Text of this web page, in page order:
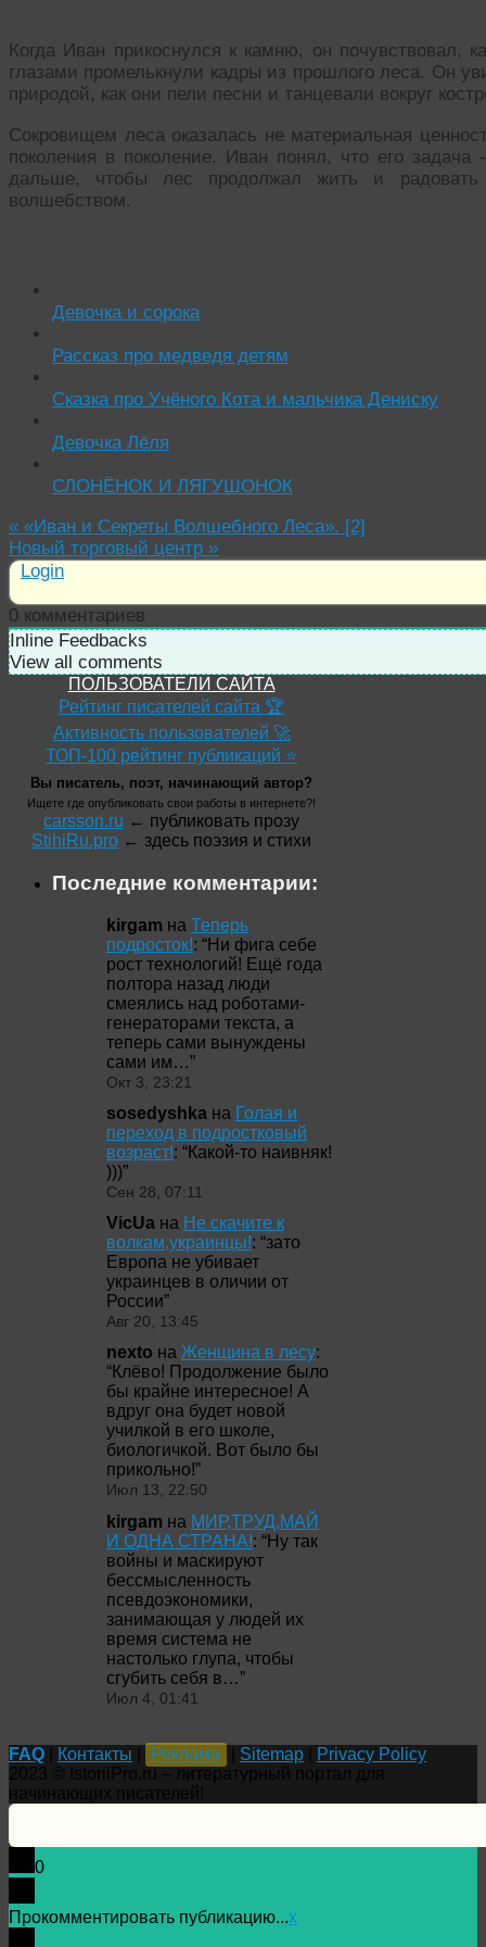
Когда Иван прикоснулся к камню, он почувствовал,
глазами промелькнули кадры из прошлого леса. Он
природой, как они пели песни и танцевали вокруг
Сокровищем леса оказалась не материальная
поколения в поколение. Иван понял, что его
дальше, чтобы лес продолжал жить и радовать
волшебством.
Девочка и сорока
Рассказ про медведя детям
Сказка про Учёного Кота и мальчика Дениску
Девочка Лёля
СЛОНЁНОК И ЛЯГУШОНОК
« «Иван и Секреты Волшебного Леса». [2]
Новый торговый центр »
Login
0 комментариев
Inline Feedbacks
View all comments
ПОЛЬЗОВАТЕЛИ САЙТА
Рейтинг писателей сайта 🏆
Активность пользователей 🚀
ТОП-100 рейтинг публикаций ⭐
Вы писатель, поэт, начинающий автор?
Ищете где опубликовать свои работы в интернете?!
carsson.ru ← публиковать прозу
StihiRu.pro ← здесь поэзия и стихи
Последние комментарии:
kirgam на Теперь
подросток!: “Ни фига себе
рост технологий! Ещё года
полтора назад люди
смеялись над роботами-
генераторами текста, а
теперь сами вынуждены
сами им…”
Окт 3, 23:21
sosedyshka на Голая и
переход в подростковый
возраст!: “Какой-то наивняк!
)))”
Сен 28, 07:11
VicUa на Не скачите к
волкам,украинцы!: “зато
Европа не убивает
украинцев в оличии от
России”
Авг 20, 13:45
nexto на Женщина в лесу:
“Клёво! Продолжение было
бы крайне интересное! А
вдруг она будет новой
училкой в его школе,
биологичкой. Вот было бы
прикольно!”
Июл 13, 22:50
kirgam на МИР,ТРУД,МАЙ
И ОДНА СТРАНА!: “Ну так
войны и маскируют
бессмысленность
псевдоэкономики,
занимающая у людей их
время система не
настолько глупа, чтобы
сгубить себя в…”
Июл 4, 01:41
FAQ Контакты Реклама Sitemap
Privacy Policy
0
Прокомментировать публикацию...x